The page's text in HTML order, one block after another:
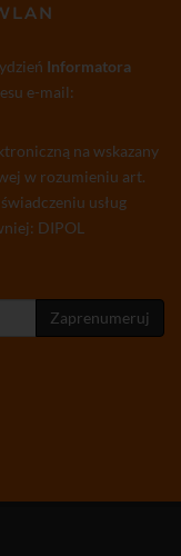
Informatora
e-mail:
na wskazany
w rozumieniu art.
usług
DIPOL
Zaprenumeruj